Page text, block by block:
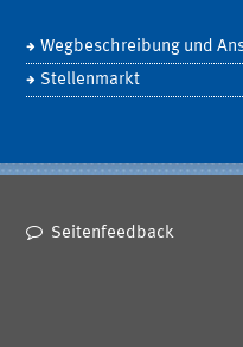
Wegbeschreibung und
Stellenmarkt
Seitenfeedback